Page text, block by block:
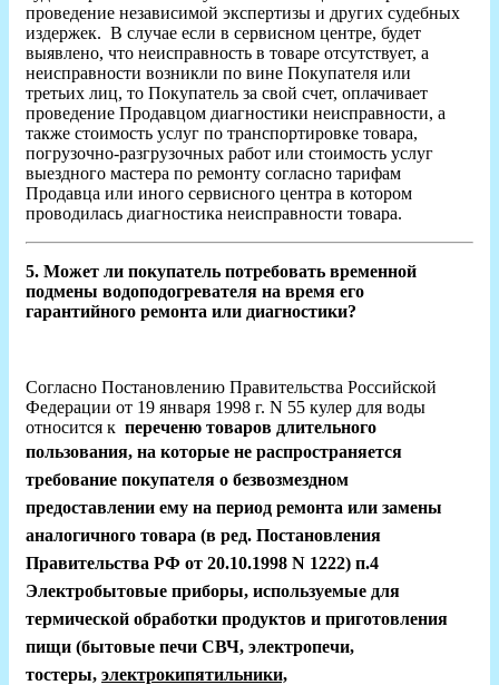
проведение независимой экспертизы и других судебных
издержек. В случае если в сервисном центре, будет
выявлено, что неисправность в товаре отсутствует, а
неисправности возникли по вине Покупателя или
третьих лиц, то Покупатель за свой счет, оплачивает
проведение Продавцом диагностики неисправности, а
также стоимость услуг по транспортировке товара,
погрузочно-разгрузочных работ или стоимость услуг
выездного мастера по ремонту согласно тарифам
Продавца или иного сервисного центра в котором
проводилась диагностика неисправности товара.
5. Может ли покупатель потребовать временной
подмены водоподогревателя на время его
гарантийного ремонта или диагностики?
Согласно Постановлению Правительства Российской
Федерации от 19 января 1998 г. N 55 кулер для воды
относится к переченю товаров длительного
пользования, на которые не распространяется
требование покупателя о безвозмездном
предоставлении ему на период ремонта или замены
аналогичного товара (в ред. Постановления
Правительства РФ от 20.10.1998 N 1222) п.4
Электробытовые приборы, используемые для
термической обработки продуктов и приготовления
пищи (бытовые печи СВЧ, электропечи,
тостеры, электрокипятильники,